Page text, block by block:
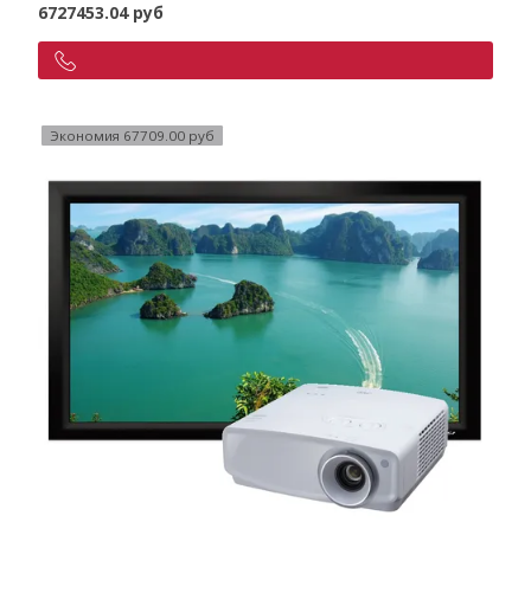
6727453.04 руб
Экономия 67709.00 руб